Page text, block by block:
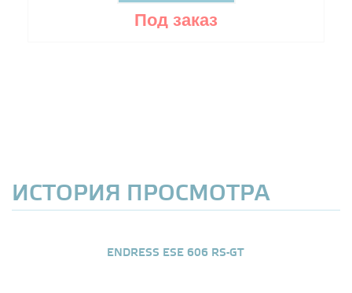
Под заказ
ИСТОРИЯ ПРОСМОТРА
ENDRESS ESE 606 RS-GT